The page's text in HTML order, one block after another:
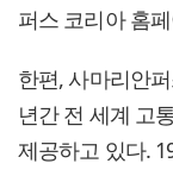
퍼스 코리아 홈
한편, 사마리안
년간 전 세계 고
제공하고 있다.